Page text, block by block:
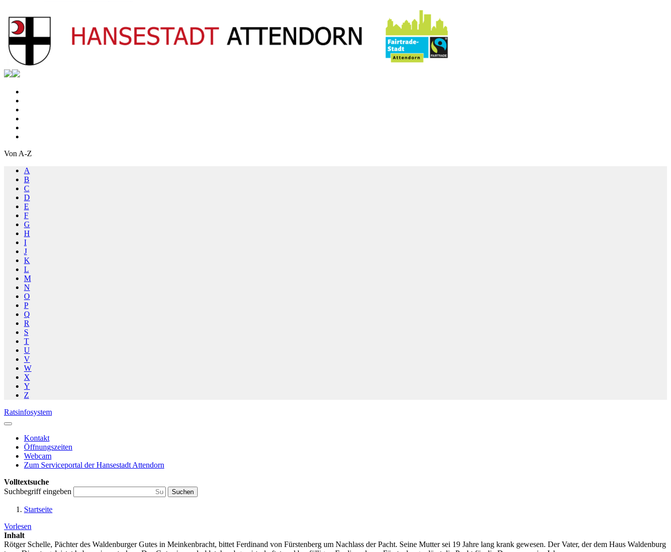
Von A-Z
A
B
C
D
E
F
G
H
I
J
K
L
M
N
O
P
Q
R
S
T
U
V
W
X
Y
Z
Ratsinfosystem
Kontakt
Öffnungszeiten
Webcam
Zum Serviceportal der Hansestadt Attendorn
Volltextsuche
Suchbegriff eingeben
Suchen
Startseite
Vorlesen
Inhalt
Rötger Schelle, Pächter des Waldenburger Gutes in Meinkenbracht, bittet Ferdinand von Fürstenberg um Nachlass der Pacht. Seine Mutter sei 19 Jahre lang krank gewesen. Der Vater, der dem Haus Waldenburg